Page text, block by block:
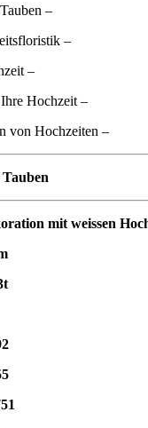
–
–
–
Hochzeit –
von Hochzeiten –
mit weissen